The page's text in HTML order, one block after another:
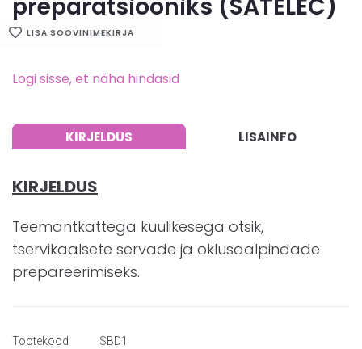
preparatsiooniks (SATELEC)
LISA SOOVINIMEKIRJA
Logi sisse, et näha hindasid
KIRJELDUS LISAINFO
KIRJELDUS
Teemantkattega kuulikesega otsik,
tservikaalsete servade ja oklusaalpindade
prepareerimiseks.
Tootekood SBD1